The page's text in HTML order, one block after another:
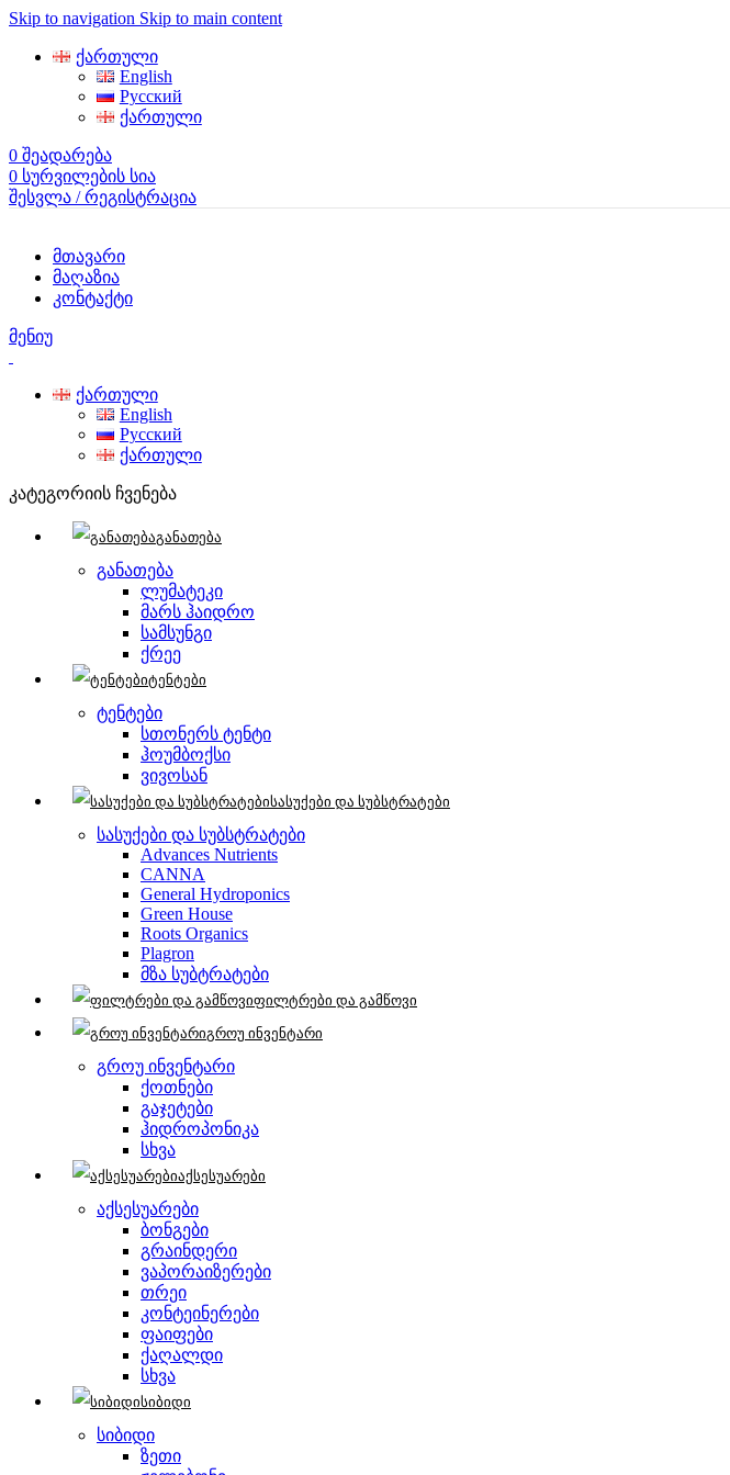
Skip to navigation Skip to main content
ქართული
English
Русский
ქართული
0 შეადარება
0 სურვილების სია
შესვლა / რეგისტრაცია
მთავარი
მაღაზია
კონტაქტი
მენიუ
ქართული
English
Русский
ქართული
კატეგორიის ჩვენება
განათება
განათება
ლუმატეკი
მარს ჰაიდრო
სამსუნგი
ქრეე
ტენტები
ტენტები
სთონერს ტენტი
ჰოუმბოქსი
ვივოსან
სასუქები და სუბსტრატები
სასუქები და სუბსტრატები
Advances Nutrients
CANNA
General Hydroponics
Green House
Roots Organics
Plagron
მზა სუბტრატები
ფილტრები და გამწოვი
გროუ ინვენტარი
გროუ ინვენტარი
ქოთნები
გაჯეტები
ჰიდროპონიკა
სხვა
აქსესუარები
აქსესუარები
ბონგები
გრაინდერი
ვაპორაიზერები
თრეი
კონტეინერები
ფაიფები
ქაღალდი
სხვა
სიბიდი
სიბიდი
ზეთი